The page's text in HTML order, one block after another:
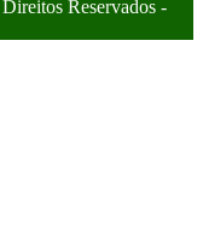
Reservados -